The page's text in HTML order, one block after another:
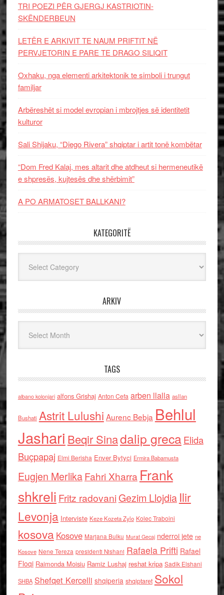
TRI POEZI PËR GJERGJ KASTRIOTIN-
SKËNDERBEUN
LETËR E ARKIVIT TE NAUM PRIFTIT NË
PERVJETORIN E PARE TE DRAGO SILIQIT
Oxhaku, nga elementi arkitektonik te simboli i trungut
familjar
Arbëreshët si model evropian i mbrojtjes së identitetit
kulturor
Sali Shijaku, “Diego Rivera” shqiptar i artit tonë kombëtar
“Dom Fred Kalaj, mes altarit dhe atdheut si hermeneutikë
e shpresës, kujtesës dhe shërbimit”
A PO ARMATOSET BALLKANI?
KATEGORITË
ARKIV
TAGS
albano kolonjari alfons Grishaj Anton Cefa arben llalla asllan
Bushati Astrit Lulushi Aurenc Bebja Behlul
Jashari Beqir Sinadalip grecaElida
Buçpapaj Elmi Berisha Enver Bytyci Ermira Babamusta
Eugjen MerlikaFahri Xharra Frank
shkreli Fritz radovaniGezim Llojdia Ilir
Levonja Interviste Keze Kozeta Zylo Kolec Traboini
kosova Kosove Marjana Bulku Murat Gecaj nderroi jete ne
Kosove Nene Tereza presidenti Nishani Rafaela Prifti Rafael
Floqi Raimonda Moisiu Ramiz Lushaj reshat kripa Sadik Elshani
SHBA Shefqet Kercelli shqiperia shqiptaret Sokol